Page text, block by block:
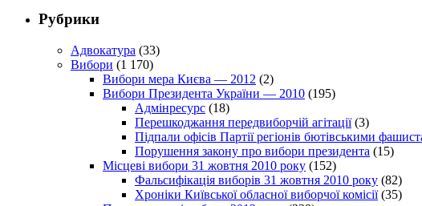
Рубрики
Адвокатура (33)
Вибори (1 170)
Вибори мера Києва — 2012 (2)
Вибори Президента України — 2010 (195)
Адмінресурс (18)
Перешкоджання передвиборчій агітації(3)
Підпали офісів Партії регіонів бютівськими
Порушення закону про вибори президента (15)
Місцеві вибори 31 жовтня 2010 року (152)
Фальсифікація виборів 31 жовтня 2010 року (82)
Хроніки Київської обласної виборчої комісії(35)